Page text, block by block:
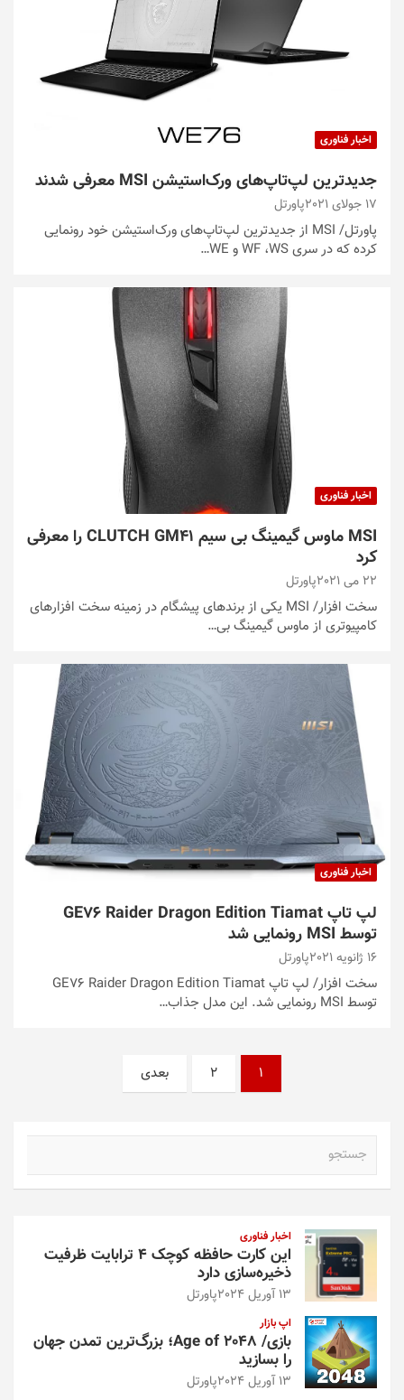
اخبار فناوری
جدیدترین لپ‌تاپ‌های ورک‌استیشن MSI معرفی شدند
17 جولای 2021 پاورتل
پاورتل/ MSI از جدیدترین لپ‌تاپ‌های ورک‌استیشن خود رونمایی
کرده که در سری WF ،WS و WE…
اخبار فناوری
MSI ماوس گیمینگ بی سیم CLUTCH GM41 را معرفی
کرد
22 می 2021 پاورتل
سخت افزار/ MSI یکی از برندهای پیشگام در زمینه سخت افزارهای
کامپیوتری از ماوس گیمینگ بی…
اخبار فناوری
لپ تاپ GE76 Raider Dragon Edition Tiamat
توسط MSI رونمایی شد
16 ژانویه 2021 پاورتل
سخت افزار/ لپ تاپ GE76 Raider Dragon Edition Tiamat
توسط MSI رونمایی شد. این مدل جذاب…
1
2 بعدی
اخبار فناوری
این کارت حافظه کوچک ۴ ترابایت ظرفیت
ذخیره‌سازی دارد
13 آوریل 2024 پاورتل
اپ بازار
بازی/ Age of 2048؛ بزرگ‌ترین تمدن جهان
را بسازید
13 آوریل 2024 پاورتل